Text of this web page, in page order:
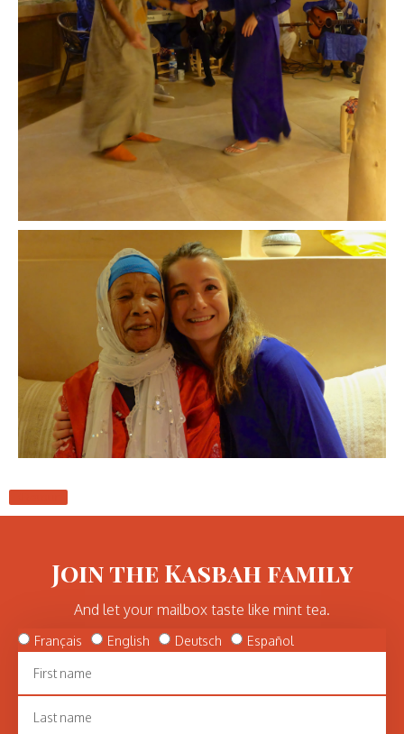
Join the Kasbah family
And let your mailbox taste like mint tea.
Français English Deutsch Español